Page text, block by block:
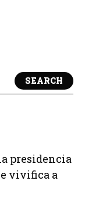
SEARCH
presidencia
vivifica a